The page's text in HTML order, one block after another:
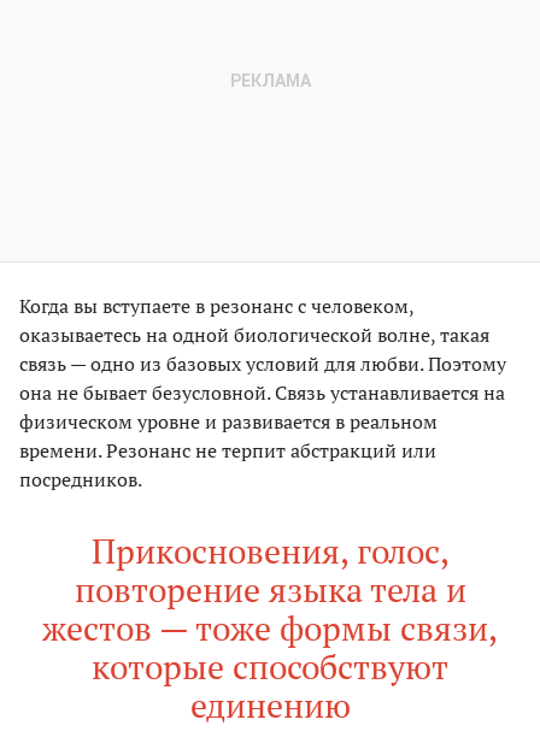
Когда вы вступаете в резонанс с человеком,
оказываетесь на одной биологической волне, такая
связь — одно из базовых условий для любви. Поэтому
она не бывает безусловной. Связь устанавливается на
физическом уровне и развивается в реальном
времени. Резонанс не терпит абстракций или
посредников.
Прикосновения, голос,
повторение языка тела и
жестов — тоже формы связи,
которые способствуют
единению